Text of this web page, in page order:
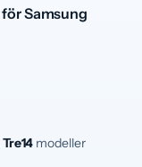
för Samsung
Tre14 modeller